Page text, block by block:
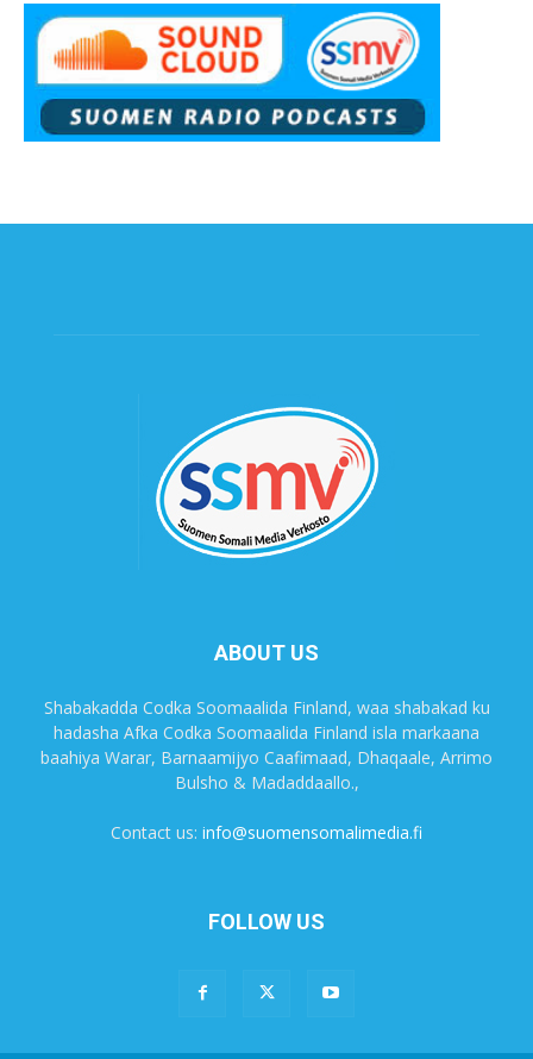
ABOUT US
Shabakadda Codka Soomaalida Finland, waa shabakad ku
hadasha Afka Codka Soomaalida Finland isla markaana
baahiya Warar, Barnaamijyo Caafimaad, Dhaqaale, Arrimo
Bulsho & Madaddaallo.,
Contact us: info@suomensomalimedia.fi
FOLLOW US